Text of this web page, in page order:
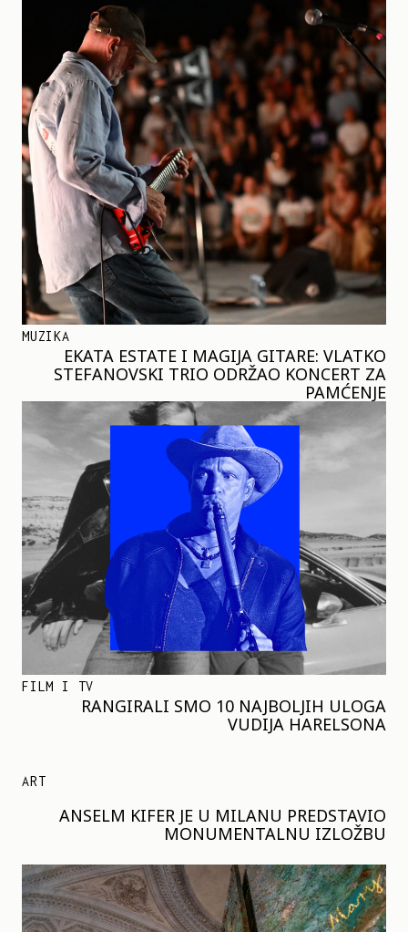
MUZIKA
EKATA ESTATE I MAGIJA GITARE: VLATKO
STEFANOVSKI TRIO ODRŽAO KONCERT ZA
PAMĆENJE
FILM I TV
RANGIRALI SMO 10 NAJBOLJIH ULOGA
VUDIJA HARELSONA
ART
ANSELM KIFER JE U MILANU PREDSTAVIO
MONUMENTALNU IZLOŽBU